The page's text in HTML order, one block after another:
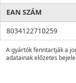
EAN SZÁM
8034122710259
A gyártók fenntartják a
adatainak előzetes